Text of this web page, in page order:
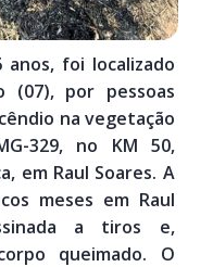
anos, foi localizado
(07), por pessoas
na vegetação
329, no KM 50,
em Raul Soares. A
meses em Raul
a tiros e,
queimado. O